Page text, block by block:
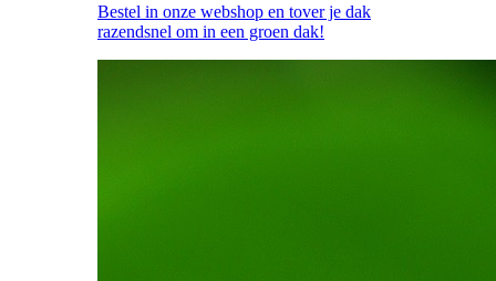
Bestel in onze webshop en tover je dak
razendsnel om in een groen dak!